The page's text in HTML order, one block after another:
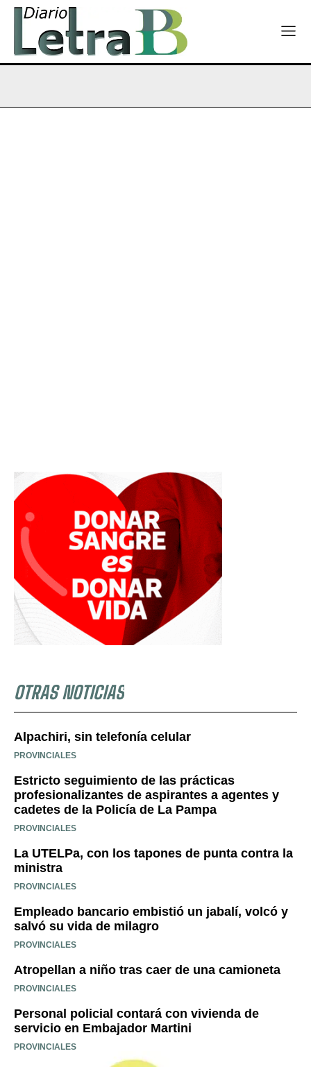
OTRAS NOTICIAS
Alpachiri, sin telefonía celular
PROVINCIALES
Estricto seguimiento de las prácticas
profesionalizantes de aspirantes a agentes y
cadetes de la Policía de La Pampa
PROVINCIALES
La UTELPa, con los tapones de punta contra la
ministra
PROVINCIALES
Empleado bancario embistió un jabalí, volcó y
salvó su vida de milagro
PROVINCIALES
Atropellan a niño tras caer de una camioneta
PROVINCIALES
Personal policial contará con vivienda de
servicio en Embajador Martini
PROVINCIALES